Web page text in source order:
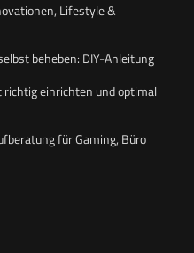
Lifestyle &
beheben: DIY-Anleitung
richtig einrichten und optimal
für Gaming, Büro